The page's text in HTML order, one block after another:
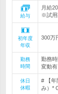
給与
月給
※試用
初年度
年収
300万
勤務
時間
勤務
変動
休日
休暇
# 【年
み）*